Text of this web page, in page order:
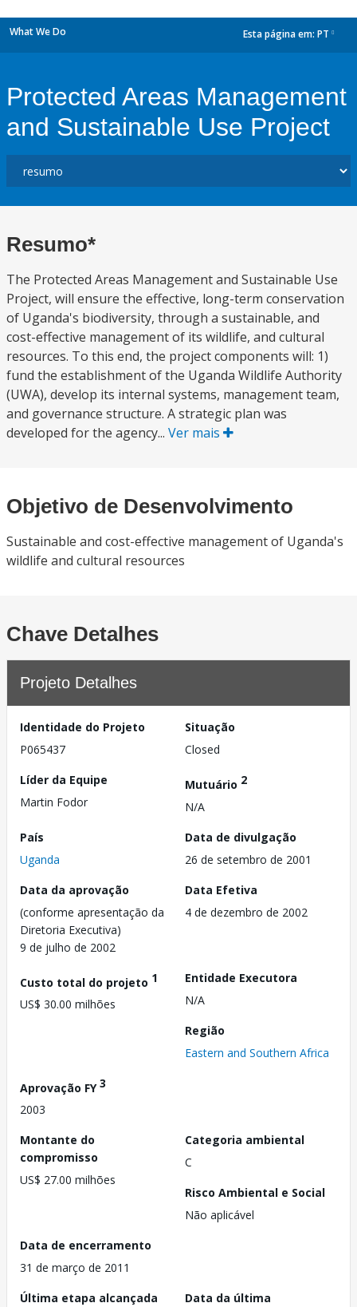
What We Do Esta página em: PT
Protected Areas Management
and Sustainable Use Project
Resumo*
The Protected Areas Management and Sustainable Use
Project, will ensure the effective, long-term conservation
of Uganda's biodiversity, through a sustainable, and
cost-effective management of its wildlife, and cultural
resources. To this end, the project components will: 1)
fund the establishment of the Uganda Wildlife Authority
(UWA), develop its internal systems, management team,
and governance structure. A strategic plan was
developed for the agency... Ver mais
Objetivo de Desenvolvimento
Sustainable and cost-effective management of Uganda's
wildlife and cultural resources
Chave Detalhes
Projeto Detalhes
Identidade do Projeto
P065437
Situação
Closed
Líder da Equipe
Martin Fodor
Mutuário 2
N/A
País
Uganda
Data de divulgação
26 de setembro de 2001
Data da aprovação
(conforme apresentação da
Diretoria Executiva)
9 de julho de 2002
Data Efetiva
4 de dezembro de 2002
Custo total do projeto 1
US$ 30.00 milhões
Entidade Executora
N/A
Região
Eastern and Southern Africa
Aprovação FY3
2003
Montante do
compromisso
US$ 27.00 milhões
Categoria ambiental
C
Risco Ambiental e Social
Não aplicável
Data de encerramento
31 de março de 2011
Última etapa alcançada
Data da última